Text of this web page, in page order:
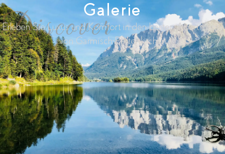
Galerie
Discover
Erleben Sie Luxus und Komfort in den besten Apartments
von Garmisch-Partenkirchen